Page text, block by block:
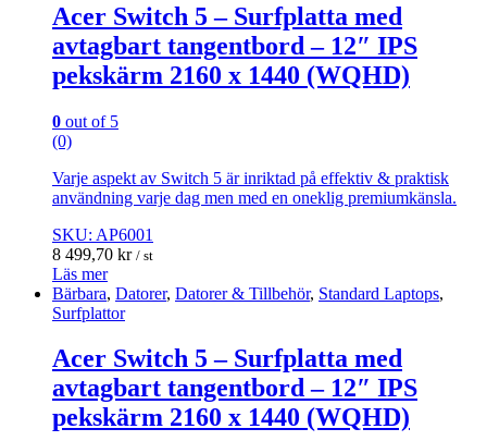
Acer Switch 5 – Surfplatta med
avtagbart tangentbord – 12″ IPS
pekskärm 2160 x 1440 (WQHD)
0 out of 5
(0)
Varje aspekt av Switch 5 är inriktad på effektiv & praktisk
användning varje dag men med en oneklig premiumkänsla.
SKU: AP6001
8 499,70 kr / st
Läs mer
Bärbara, Datorer, Datorer & Tillbehör, Standard Laptops,
Surfplattor
Acer Switch 5 – Surfplatta med
avtagbart tangentbord – 12″ IPS
pekskärm 2160 x 1440 (WQHD)